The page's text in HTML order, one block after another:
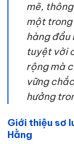
mẽ,
một trong
hàng đầu
tuyệt vời
rộng mà
vững
hưởng
Giới thiệu sơ
Hằng